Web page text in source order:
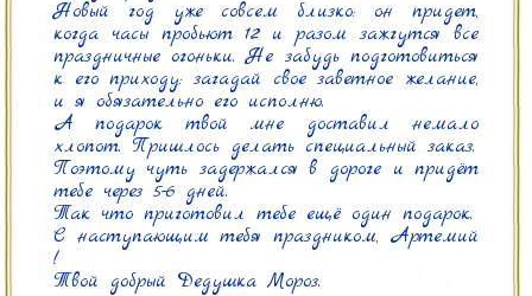
Новый год уже совсем близко: он придет,
когда часы пробьют 12 и разом зажгутся все
праздничные огоньки. Не забудь подготовиться
к его приходу: загадай свое заветное желание,
и я обязательно его исполню.
А подарок твой мне доставил немало
хлопот. Пришлось делать специальный заказ.
Поэтому чуть задержался в дороге и придёт
тебе через 5-6 дней.
Так что приготовил тебе ещё один подарок.
С наступающим тебя праздником, Артемий
!
Твой добрый Дедушка Мороз.